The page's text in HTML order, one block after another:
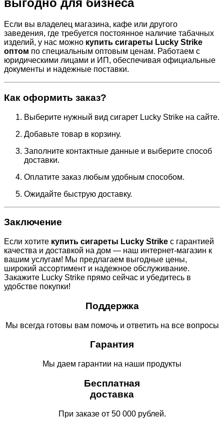
выгодно для бизнеса
Если вы владелец магазина, кафе или другого
заведения, где требуется постоянное наличие табачных
изделий, у нас можно купить сигареты Lucky Strike
оптом по специальным оптовым ценам. Работаем с
юридическими лицами и ИП, обеспечивая официальные
документы и надежные поставки.
Как оформить заказ?
Выберите нужный вид сигарет Lucky Strike на сайте.
Добавьте товар в корзину.
Заполните контактные данные и выберите способ
доставки.
Оплатите заказ любым удобным способом.
Ожидайте быструю доставку.
Заключение
Если хотите купить сигареты Lucky Strike с гарантией
качества и доставкой на дом — наш интернет-магазин к
вашим услугам! Мы предлагаем выгодные цены,
широкий ассортимент и надежное обслуживание.
Закажите Lucky Strike прямо сейчас и убедитесь в
удобстве покупки!
Поддержка
Мы всегда готовы вам помочь и ответить на все вопросы
Гарантия
Мы даем гарантии на наши продукты
Бесплатная
доставка
При заказе от 50 000 рублей.